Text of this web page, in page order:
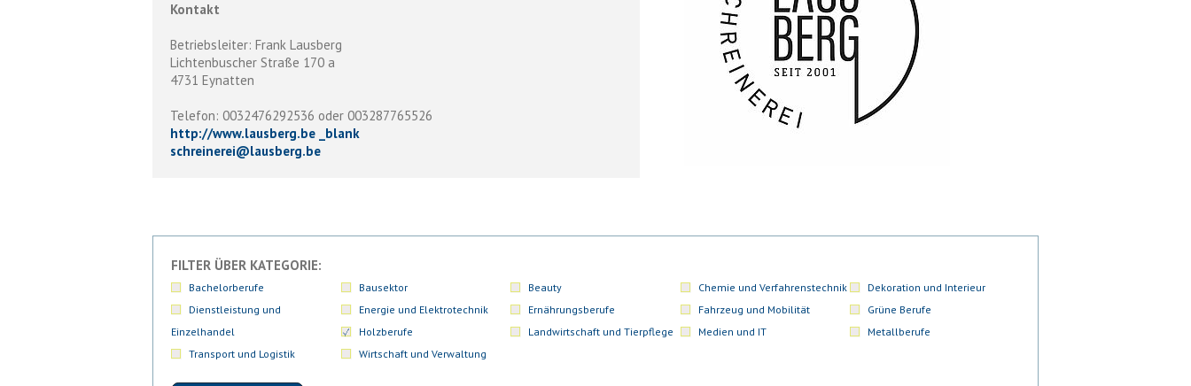
Kontakt
Betriebsleiter: Frank Lausberg
Lichtenbuscher Straße 170 a
4731 Eynatten
Telefon: 0032476292536 oder 003287765526
http://www.lausberg.be _blank
schreinerei@lausberg.be
FILTER ÜBER KATEGORIE:
Bachelorberufe Bausektor Beauty Chemie und Verfahrenstechnik
Dekoration und Interieur
Dienstleistung und
Einzelhandel
Energie und Elektrotechnik Ernährungsberufe Fahrzeug und Mobilität
Grüne Berufe
Holzberufe
Landwirtschaft und Tierpflege Medien und IT
Metallberufe
Transport und Logistik
Wirtschaft und Verwaltung